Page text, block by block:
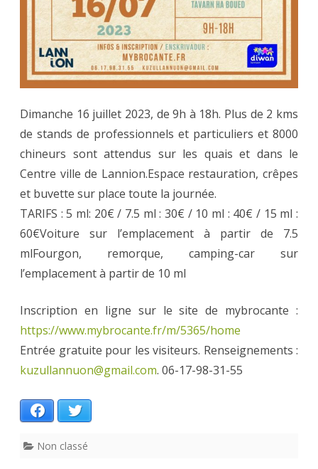
Dimanche 16 juillet 2023, de 9h à 18h. Plus de 2 kms
de stands de professionnels et particuliers et 8000
chineurs sont attendus sur les quais et dans le
Centre ville de Lannion.Espace restauration, crêpes
et buvette sur place toute la journée.
TARIFS : 5 ml: 20€ / 7.5 ml : 30€ / 10 ml : 40€ / 15 ml :
60€Voiture sur l’emplacement à partir de 7.5
mlFourgon, remorque, camping-car sur
l’emplacement à partir de 10 ml
Inscription en ligne sur le site de mybrocante :
https://www.mybrocante.fr/m/5365/home
Entrée gratuite pour les visiteurs. Renseignements :
kuzullannuon@gmail.com. 06-17-98-31-55
Facebook
Non classé